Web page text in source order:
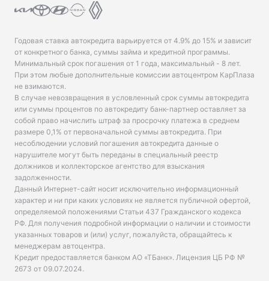
Годовая ставка автокредита варьируется от 4.9% до 15% и зависит
от конкретного банка, суммы займа и кредитной программы.
Минимальный срок погашения от 1 года, максимальный - 8 лет.
При этом любые дополнительные комиссии автоцентром КарПлаза
не взимаются.
В случае невозвращения в условленный срок суммы автокредита
или суммы процентов по автокредиту банк-партнер оставляет за
собой право начислить штраф за просрочку платежа в среднем
размере 0,1% от первоначальной суммы автокредита. При
несоблюдении условий погашения автокредита данные о
нарушителе могут быть переданы в специальный реестр
должников и коллекторское агентство для взыскания
задолженности.
Данный Интернет-сайт носит исключительно информационный
характер и ни при каких условиях не является публичной офертой,
определяемой положениями Статьи 437 Гражданского кодекса
РФ. Для получения подробной информации о наличии и стоимости
указанных товаров и (или) услуг, пожалуйста, обращайтесь к
менеджерам автоцентра.
Кредит предоставляется банком АО «ТБанк». Лицензия ЦБ РФ №
2673 от 09.07.2024.